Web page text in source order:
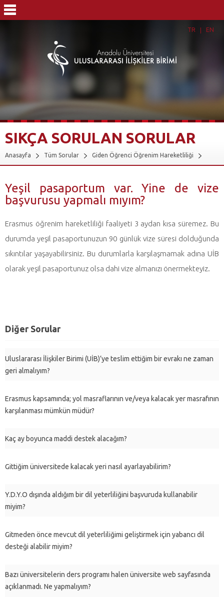
TR EN
SIKÇA SORULAN SORULAR
Anasayfa Tüm Sorular Giden Öğrenci Öğrenim Hareketliliği
Yeşil pasaportum var. Yine de vize
başvurusu yapmalı mıyım?
Erasmus öğrenim hareketliliği faaliyeti 3 aydan kısa süremez. Bu
durumda yeşil pasaportunuzun 90 günlük vize süresi dolduğunda
sıkıntılar yaşayabilirsiniz. Bu durumlarla karşılaşmamak adına UİB
olarak yeşil pasaportunuz olsa dahi vize almanızı önermekteyiz.
Diğer Sorular
Uluslararası İlişkiler Birimi (UİB)’ye teslim ettiğim bir evrakı ne zaman
geri almalıyım?
Erasmus kapsamında; yol masraflarının ve/veya kalacak yer masrafının
karşılanması mümkün müdür?
Kaç ay boyunca maddi destek alacağım?
Gittiğim üniversitede kalacak yeri nasıl ayarlayabilirim?
Y.D.Y.O dışında aldığım bir dil yeterliliğini başvuruda kullanabilir
miyim?
Gitmeden önce mevcut dil yeterliliğimi geliştirmek için yabancı dil
desteği alabilir miyim?
Bazı üniversitelerin ders programı halen üniversite web sayfasında
açıklanmadı. Ne yapmalıyım?